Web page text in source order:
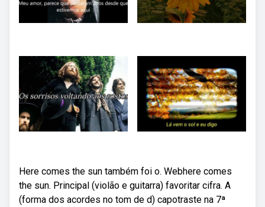
Here comes the sun também foi o. Webhere comes
the sun. Principal (violão e guitarra) favoritar cifra. A
(forma dos acordes no tom de d) capotraste na 7ª